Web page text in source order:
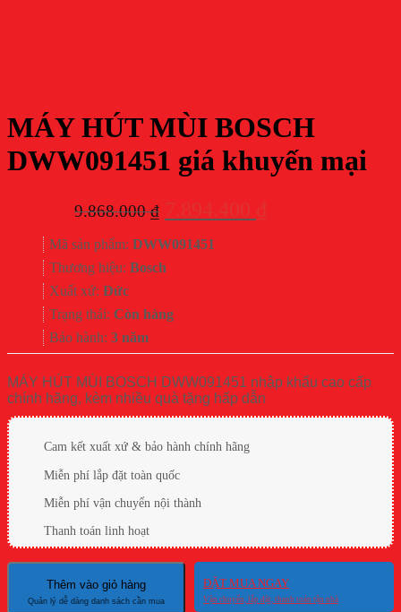
MÁY HÚT MÙI BOSCH
DWW091451 giá khuyến mại
9.868.000₫
là:
9.868.000 ₫.
Mã sản phẩm: DWW091451
Thương hiệu: Bosch
Xuất xứ: Đức
Trạng thái: Còn hàng
Bảo hành: 3 năm
MÁY HÚT MÙI BOSCH DWW091451 nhập khẩu cao cấp
chính hãng, kèm nhiều quà tặng hấp dẫn
Cam kết xuất xứ & bảo hành chính hãng
Miễn phí lắp đặt toàn quốc
Miễn phí vận chuyển nội thành
Thanh toán linh hoạt
Thêm vào giỏ hàng ĐẶT MUA NGAY